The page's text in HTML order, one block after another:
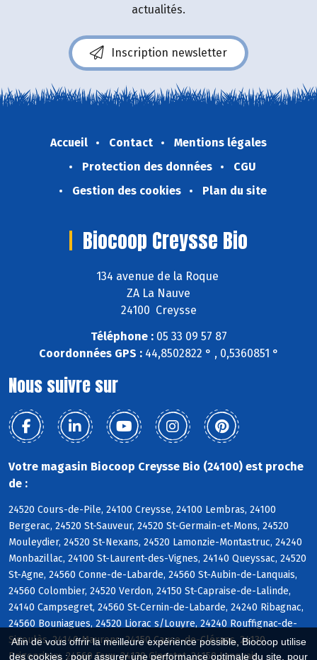
Afin de vous offrir la meilleure expérience possible, Biocoop utilise
des cookies : pour assurer une performance optimale du site, pour
actualités.
Inscription newsletter
Accueil Contact
Mentions légales
Protection des données
CGU
Gestion des cookies
Plan du site
Biocoop Creysse Bio
134 avenue de la Roque
ZA La Nauve
24100 Creysse
Téléphone :05 33 09 57 87
Coordonnées GPS :44,8502822 ° , 0,5360851 °
Nous suivre sur
Votre magasin Biocoop Creysse Bio (24100) est proche
de :
24520 Cours-de-Pile, 24100 Creysse, 24100 Lembras, 24100
Bergerac, 24520 St-Sauveur, 24520 St-Germain-et-Mons, 24520
Mouleydier, 24520 St-Nexans, 24520 Lamonzie-Montastruc, 24240
Monbazillac, 24100 St-Laurent-des-Vignes, 24140 Queyssac, 24520
St-Agne, 24560 Conne-de-Labarde, 24560 St-Aubin-de-Lanquais,
24560 Colombier, 24520 Verdon, 24150 St-Capraise-de-Lalinde,
24140 Campsegret, 24560 St-Cernin-de-Labarde, 24240 Ribagnac,
24560 Bouniagues, 24520 Liorac s/Louyre, 24240 Rouffignac-de-
Sigoulès, 24140 Maurens, 24150 Cause-de-Clérans, 24130
Prigonrieux, 24560 Faux, 24130 Ginestet, 24150 Lanquais